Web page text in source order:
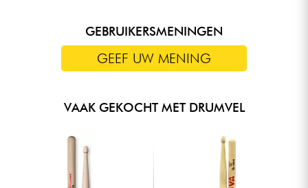
GEBRUIKERSMENINGEN
GEEF UW MENING
VAAK GEKOCHT MET DRUMVEL